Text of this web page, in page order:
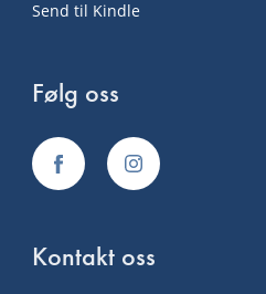
Send til Kindle
Følg oss
Kontakt oss